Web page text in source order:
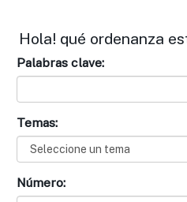
Hola! qué ordenanza
Palabras clave:
Temas:
Número: